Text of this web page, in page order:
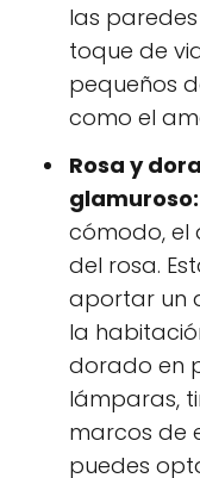
las
toque de
pequeños
como el
Rosa y
glamuroso:
cómodo, el
del rosa.
aportar un
la
dorado en
lámparas,
marcos de
puedes